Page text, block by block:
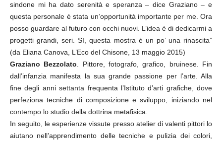
sindone mi ha dato serenità e speranza – dice Graziano – e
questa personale è stata un’opportunità importante per me. Ora
posso guardare al futuro con occhi nuovi. L’idea è di dedicarmi a
progetti grandi, seri. Sì, questa mostra è un po’ una rinascita”
(da Eliana Canova, L’Eco del Chisone, 13 maggio 2015)
Graziano Bezzolato . Pittore, fotografo, grafico, bruinese. Fin
dall’infanzia manifesta la sua grande passione per l’arte. Alla
fine degli anni settanta frequenta l’Istituto d’arti grafiche, dove
perfeziona tecniche di composizione e sviluppo, iniziando nel
contempo lo studio della dottrina metafisica.
In seguito, le esperienze vissute presso atelier di valenti pittori lo
aiutano nell’apprendimento delle tecniche e pulizia dei colori,